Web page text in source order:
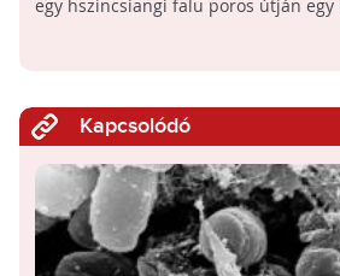
egy hszincsiangi falu poros útján egy
Kapcsolódó